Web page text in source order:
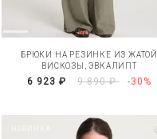
БРЮКИ НА РЕЗИНКЕ ИЗ ЖАТОЙ
ВИСКОЗЫ, ЭВКАЛИПТ
6 923 ₽ 9 890 ₽ -30%